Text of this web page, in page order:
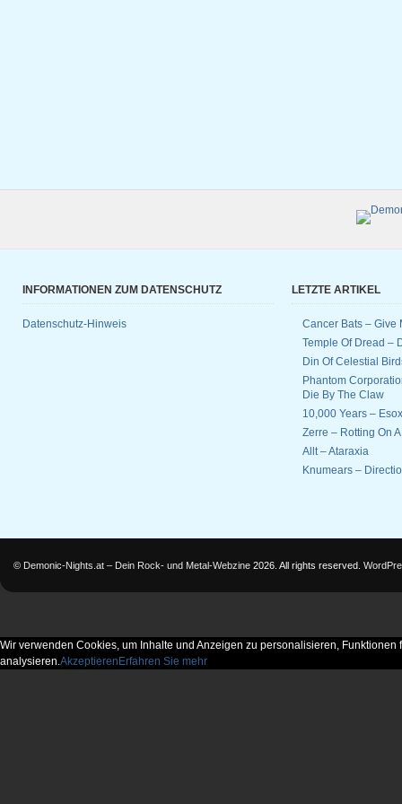
INFORMATIONEN ZUM DATENSCHUTZ
Datenschutz-Hinweis
LETZTE ARTIKEL
Cancer Bats – Give
Temple Of Dread –
Din Of Celestial
Phantom
Die By The Claw
10,000 Years –
Zerre – Rotting On
Allt – Ataraxia
Knumears –
© Demonic-Nights.at – Dein Rock- und Metal-Webzine 2026. All rights reserved.
Wir verwenden Cookies, um Inhalte und Anzeigen zu personalisieren,
analysieren.Akzeptieren Erfahren Sie mehr